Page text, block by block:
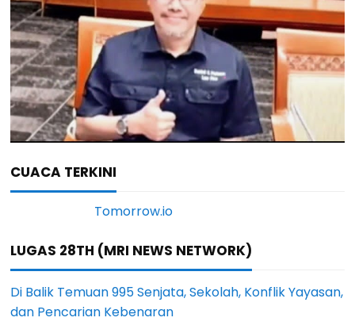
CUACA TERKINI
LUGAS 28TH (MRI NEWS NETWORK)
Di Balik Temuan 995 Senjata, Sekolah, Konflik Yayasan,
dan Pencarian Kebenaran